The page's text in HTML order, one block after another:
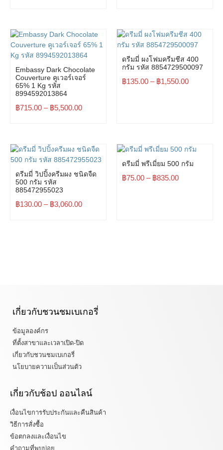
Embassy Dark Chocolate
Couverture คูเวอร์เจอร์
65% 1 Kg รหัส
8994592013864
฿715.00 – ฿5,500.00
ดรีมมี่ ผงโฟมครีมชีส 400
กรัม รหัส 8854729500097
฿135.00 – ฿1,550.00
ดรีมมี่ วิปปิ้งครีมผง ชนิดจืด
500 กรัม รหัส
885472955023
฿130.00 – ฿3,060.00
ดรีมมี่ พรีเมี่ยม 500 กรัม
฿75.00 – ฿835.00
เกี่ยวกับชวนชมเบเกอรี่
ข้อมูลองค์กร
ที่ตั้งสาขาและเวลาเปิด-ปิด
เกี่ยวกับชวนชมเบเกอรี่
นโยบายความเป็นส่วนตัว
เกี่ยวกับช้อป ออนไลน์
เงื่อนไขการรับประกันและคืนสินค้า
วิธีการสั่งซื้อ
ข้อตกลงและเงื่อนไข
คำถามที่พบบ่อย